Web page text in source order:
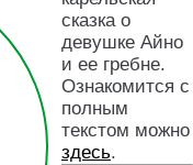
сказка о
девушке Айно
и ее гребне.
Ознакомится с
полным
текстом можно
здесь.